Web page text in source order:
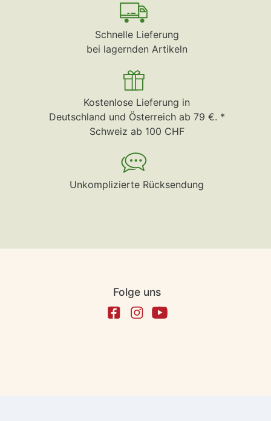
Schnelle Lieferung
bei lagernden Artikeln
Kostenlose Lieferung in
Deutschland und Österreich ab 79 €. *
Schweiz ab 100 CHF
Unkomplizierte Rücksendung
Folge uns